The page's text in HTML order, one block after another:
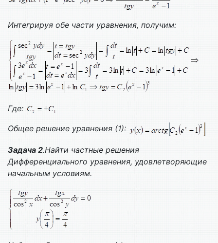
Интегрируя обе части уравнения, получим:
Где:
Общее решение уравнения (1):
Задача 2.Найти частные решения
Дифференциального уравнения, удовлетворяющие
начальным условиям.